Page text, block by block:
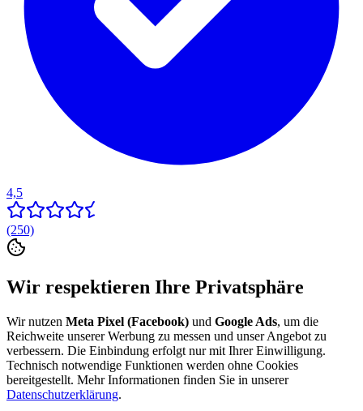
4,5
(250)
Wir respektieren Ihre Privatsphäre
Wir nutzen Meta Pixel (Facebook) und Google Ads, um die
Reichweite unserer Werbung zu messen und unser Angebot zu
verbessern. Die Einbindung erfolgt nur mit Ihrer Einwilligung.
Technisch notwendige Funktionen werden ohne Cookies
bereitgestellt. Mehr Informationen finden Sie in unserer
Datenschutzerklärung.